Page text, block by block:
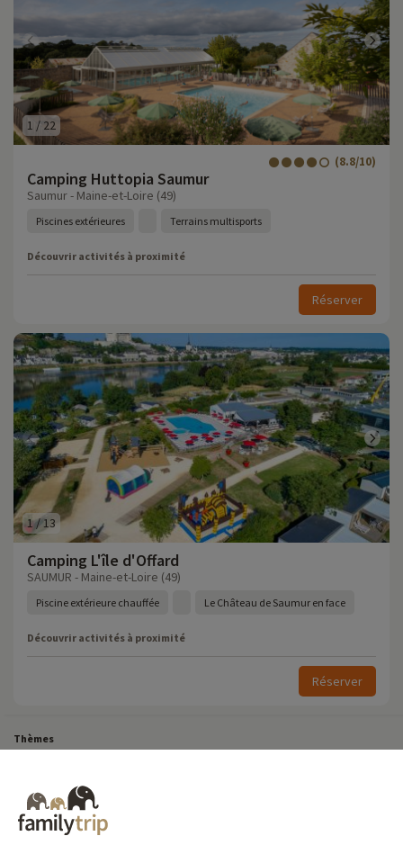
1 / 22
Camping Huttopia Saumur
(8.8/10)
Saumur - Maine-et-Loire (49)
Piscines extérieures Terrains multisports
Découvrir activités à proximité
Réserver
1/13
Camping L'île d'Offard
SAUMUR - Maine-et-Loire (49)
Piscine extérieure chauffée Le Château de Saumur en face
Découvrir activités à proximité
Réserver
Thèmes
Court séjour de dernière minute
Court séjour Insolite
Destinations